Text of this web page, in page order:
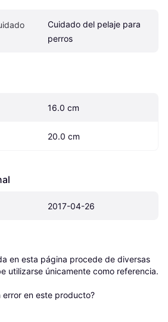
Cuidado del pelaje para
perros
16.0 cm
20.0 cm
2017-04-26
en esta página procede de diversas
utilizarse únicamente como referencia.
error en este producto?